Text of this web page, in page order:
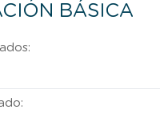
BÁSICA